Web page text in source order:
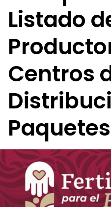
Listado
Centros
Paquetes